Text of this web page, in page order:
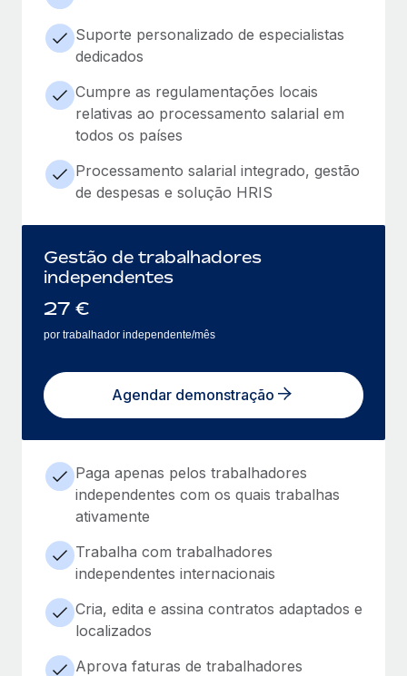
Suporte personalizado de especialistas
dedicados
Cumpre as regulamentações locais
relativas ao processamento salarial em
todos os países
Processamento salarial integrado, gestão
de despesas e solução HRIS
Gestão de trabalhadores
independentes
27 €
por trabalhador independente/mês
Agendar demonstração
Paga apenas pelos trabalhadores
independentes com os quais trabalhas
ativamente
Trabalha com trabalhadores
independentes internacionais
Cria, edita e assina contratos adaptados e
localizados
Aprova faturas de trabalhadores